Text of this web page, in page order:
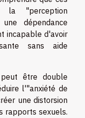
la "perception
dépendance
incapable d'avoir
sans aide
être double
l'"anxiété de
une distorsion
rapports sexuels.